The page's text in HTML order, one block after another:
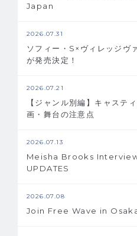
Japan
2026.07.31
ソフィー・S×ヴィレッジヴ
が発売決定！
2026.07.21
【ジャンル別編】キャステ
画・舞台の注意点
2026.07.13
Meisha Brooks
UPDATES
2026.07.08
Join Free Wave in